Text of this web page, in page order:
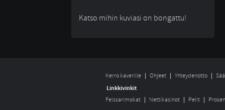
Katso mihin kuviasi on bongattu!
Kerro kaverille Ohjeet Yhteydenotto
Linkkivinkit
Feissarimokat Nettikasinot Pelit